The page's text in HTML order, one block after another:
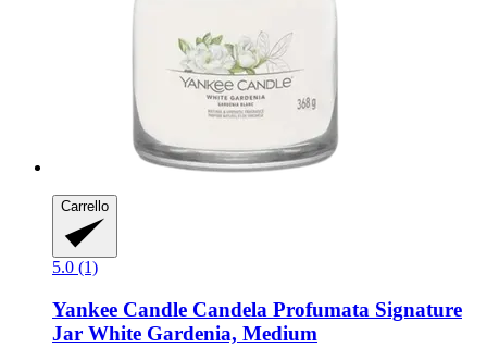
Carrello
5.0 (1)
Yankee Candle Candela Profumata Signature
Jar White Gardenia, Medium